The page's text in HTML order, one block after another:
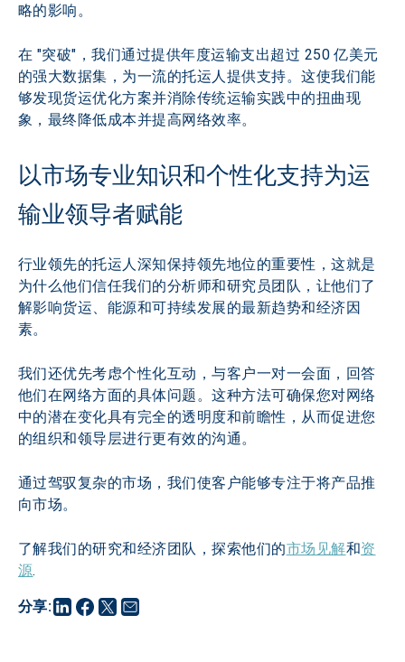
分享:
略的影响。
在 "突破"，我们通过提供年度运输支出超过 250 亿美元
的强大数据集，为一流的托运人提供支持。这使我们能
够发现货运优化方案并消除传统运输实践中的扭曲现
象，最终降低成本并提高网络效率。
以市场专业知识和个性化支持为运
输业领导者赋能
行业领先的托运人深知保持领先地位的重要性，这就是
为什么他们信任我们的分析师和研究员团队，让他们了
解影响货运、能源和可持续发展的最新趋势和经济因
素。
我们还优先考虑个性化互动，与客户一对一会面，回答
他们在网络方面的具体问题。这种方法可确保您对网络
中的潜在变化具有完全的透明度和前瞻性，从而促进您
的组织和领导层进行更有效的沟通。
通过驾驭复杂的市场，我们使客户能够专注于将产品推
向市场。
了解我们的研究和经济团队，探索他们的市场见解和资
源.